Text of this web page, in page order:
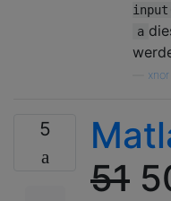
a
xnor
5
51